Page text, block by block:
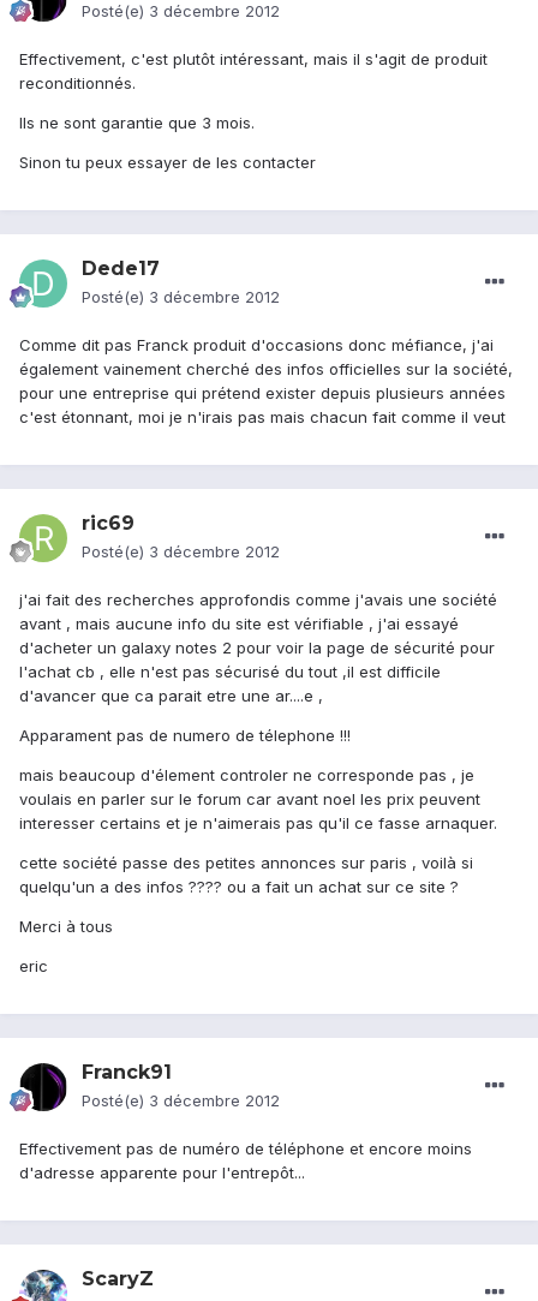
Posté(e) 3 décembre 2012
Effectivement, c'est plutôt intéressant, mais il s'agit de produit
reconditionnés.
Ils ne sont garantie que 3 mois.
Sinon tu peux essayer de les contacter
Dede17
Posté(e) 3 décembre 2012
Comme dit pas Franck produit d'occasions donc méfiance, j'ai
également vainement cherché des infos officielles sur la société,
pour une entreprise qui prétend exister depuis plusieurs années
c'est étonnant, moi je n'irais pas mais chacun fait comme il veut
ric69
Posté(e) 3 décembre 2012
j'ai fait des recherches approfondis comme j'avais une société
avant , mais aucune info du site est vérifiable , j'ai essayé
d'acheter un galaxy notes 2 pour voir la page de sécurité pour
l'achat cb , elle n'est pas sécurisé du tout ,il est difficile
d'avancer que ca parait etre une ar....e ,
Apparament pas de numero de télephone !!!
mais beaucoup d'élement controler ne corresponde pas , je
voulais en parler sur le forum car avant noel les prix peuvent
interesser certains et je n'aimerais pas qu'il ce fasse arnaquer.
cette société passe des petites annonces sur paris , voilà si
quelqu'un a des infos ???? ou a fait un achat sur ce site ?
Merci à tous
eric
Franck91
Posté(e) 3 décembre 2012
Effectivement pas de numéro de téléphone et encore moins
d'adresse apparente pour l'entrepôt...
ScaryZ